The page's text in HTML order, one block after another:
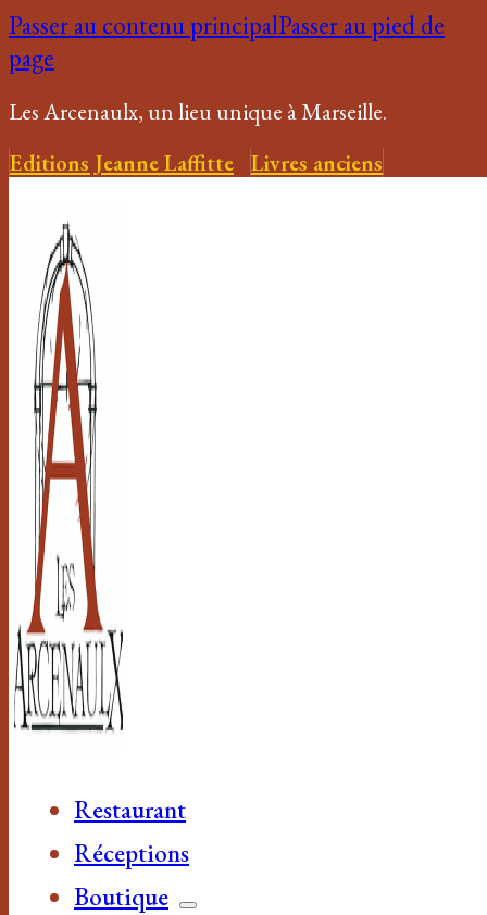
Passer au contenu principalPasser au pied de
page
Les Arcenaulx, un lieu unique à Marseille.
Editions Jeanne Laffitte Livres anciens
Restaurant
Réceptions
Boutique